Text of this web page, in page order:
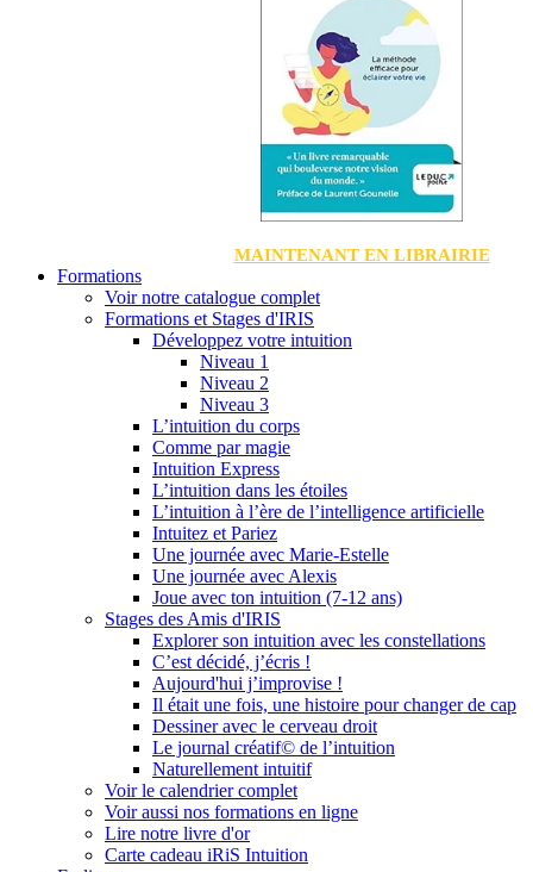
MAINTENANT EN LIBRAIRIE
Formations
Voir notre catalogue complet
Formations et Stages d'IRIS
Développez votre intuition
Niveau 1
Niveau 2
Niveau 3
L’intuition du corps
Comme par magie
Intuition Express
L’intuition dans les étoiles
L’intuition à l’ère de l’intelligence artificielle
Intuitez et Pariez
Une journée avec Marie-Estelle
Une journée avec Alexis
Joue avec ton intuition (7-12 ans)
Stages des Amis d'IRIS
Explorer son intuition avec les constellations
C’est décidé, j’écris !
Aujourd'hui j’improvise !
Il était une fois, une histoire pour changer de cap
Dessiner avec le cerveau droit
Le journal créatif© de l’intuition
Naturellement intuitif
Voir le calendrier complet
Voir aussi nos formations en ligne
Lire notre livre d'or
Carte cadeau iRiS Intuition